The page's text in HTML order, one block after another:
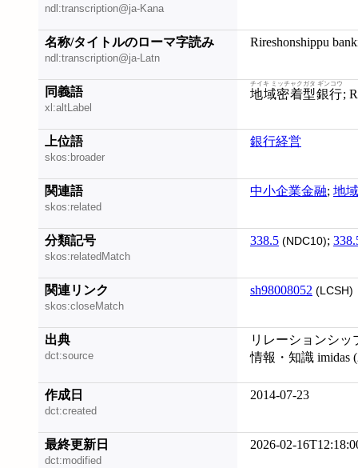
ndl:transcription@ja-Kana
名称/タイトルのローマ字読み
ndl:transcription@ja-Latn
Rireshonshippu
同義語
xl:altLabel
地域密着型銀行
チイキ ミッチャクガタ ギンコウ
;
上位語
skos:broader
銀行経営
関連語
skos:related
中小企業金融; 地
分類記号
skos:relatedMatch
338.5 (NDC10);
関連リンク
skos:closeMatch
sh98008052 (LCSH)
出典
dct:source
リレーションシッ
情報・知識 imidas
作成日
dct:created
2014-07-23
最終更新日
dct:modified
2026-02-